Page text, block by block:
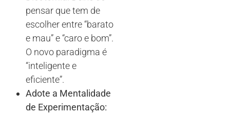
pensar que tem de
escolher entre “barato
e mau” e “caro e bom”.
O novo paradigma é
“inteligente e
eficiente”.
Adote a Mentalidade
de Experimentação: